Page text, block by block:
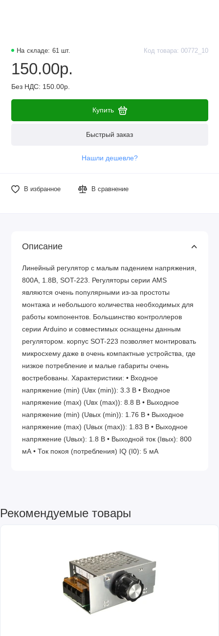
Резисторы
Реле
Стабилизаторы питания
Транзисторы
На складе: 61 шт. Код товара: 00772_10
150.00р.
Без НДС: 150.00р.
Купить
Быстрый заказ
Нашли дешевле?
В избранное В сравнение
Описание
Линейный регулятор с малым падением напряжения,
800А, 1.8В, SOT-223. Регуляторы серии AMS
являются очень популярными из-за простоты
монтажа и небольшого количества необходимых для
работы компонентов. Большинство контроллеров
серии Arduino и совместимых оснащены данным
регулятором. корпус SOT-223 позволяет монтировать
микросхему даже в очень компактные устройства, где
низкое потребление и малые габариты очень
востребованы. Характеристики: • Входное
напряжение (min) (Uвх (min)): 3.3 В • Входное
напряжение (max) (Uвх (max)): 8.8 В • Выходное
напряжение (min) (Uвых (min)): 1.76 В • Выходное
напряжение (max) (Uвых (max)): 1.83 В • Выходное
напряжение (Uвых): 1.8 В • Выходной ток (Iвых): 800
мА • Ток покоя (потребления) IQ (I0): 5 мА
Рекомендуемые товары